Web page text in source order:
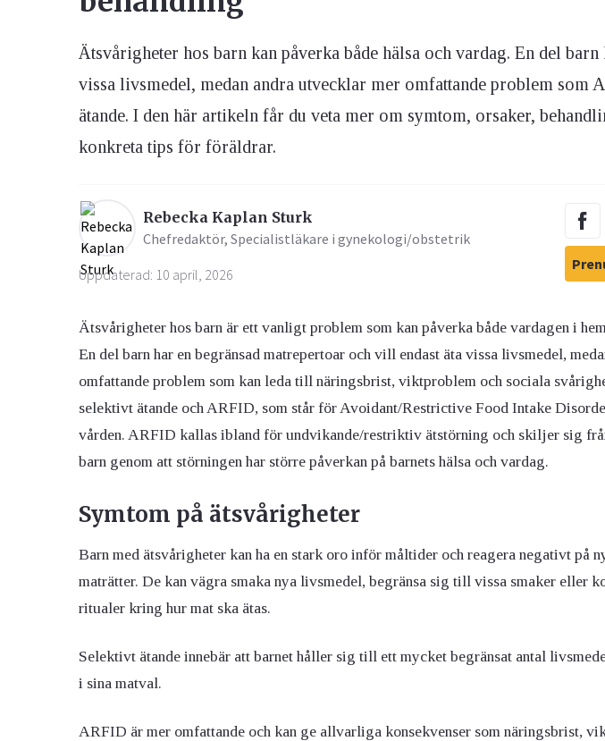
Ögon & Öron
Övervikt
Ätsvårigheter hos barn kan påverka både hälsa och vardag. En del
vissa livsmedel, medan andra utvecklar mer omfattande problem som
ätande. I den här artikeln får du veta mer om symtom, orsaker,
konkreta tips för föräldrar.
Rebecka Kaplan Sturk
Chefredaktör, Specialistläkare i gynekologi/obstetrik
Uppdaterad: 10 april, 2026
Ätsvårigheter hos barn är ett vanligt problem som kan påverka både vardagen i
En del barn har en begränsad matrepertoar och vill endast äta vissa livsmedel,
omfattande problem som kan leda till näringsbrist, viktproblem och sociala
selektivt ätande och ARFID, som står för Avoidant/Restrictive Food Intake
vården. ARFID kallas ibland för undvikande/restriktiv ätstörning och skiljer sig
barn genom att störningen har större påverkan på barnets hälsa och vardag.
Symtom på ätsvårigheter
Barn med ätsvårigheter kan ha en stark oro inför måltider och reagera negativt på
maträtter. De kan vägra smaka nya livsmedel, begränsa sig till vissa smaker eller
ritualer kring hur mat ska ätas.
Selektivt ätande innebär att barnet håller sig till ett mycket begränsat antal
i sina matval.
ARFID är mer omfattande och kan ge allvarliga konsekvenser som näringsbrist,